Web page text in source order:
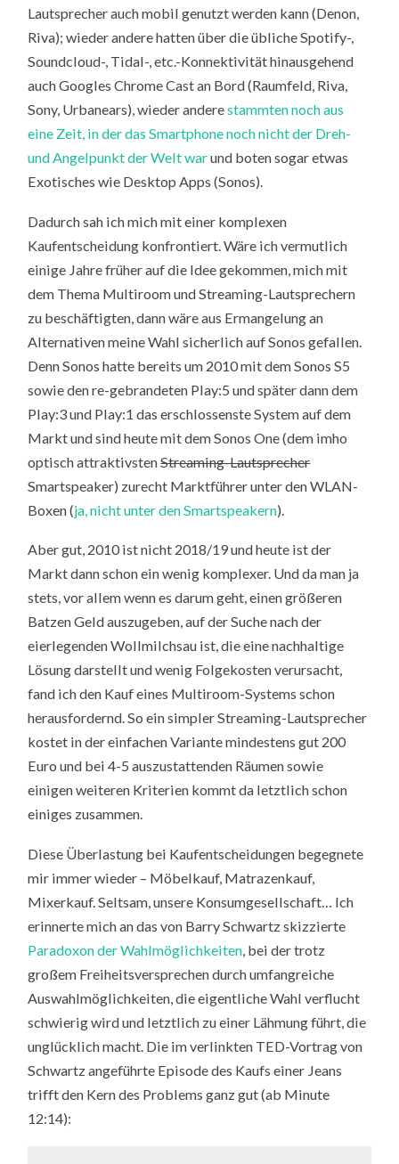
Lautsprecher auch mobil genutzt werden kann (Denon,
Riva); wieder andere hatten über die übliche Spotify-,
Soundcloud-, Tidal-, etc.-Konnektivität hinausgehend
auch Googles Chrome Cast an Bord (Raumfeld, Riva,
Sony, Urbanears), wieder anderestammten noch aus
eine Zeit, in der das Smartphone noch nicht der Dreh-
und Angelpunkt der Welt warund boten sogar etwas
Exotisches wie Desktop Apps (Sonos).
Dadurch sah ich mich mit einer komplexen
Kaufentscheidung konfrontiert. Wäre ich vermutlich
einige Jahre früher auf die Idee gekommen, mich mit
dem Thema Multiroom und Streaming-Lautsprechern
zu beschäftigten, dann wäre aus Ermangelung an
Alternativen meine Wahl sicherlich auf Sonos gefallen.
Denn Sonos hatte bereits um 2010 mit dem Sonos S5
sowie den re-gebrandeten Play:5 und später dann dem
Play:3 und Play:1 das erschlossenste System auf dem
Markt und sind heute mit dem Sonos One (dem imho
optisch attraktivstenStreaming-Lautsprecher
Smartspeaker) zurecht Marktführer unter den WLAN-
Boxen (ja, nicht unter den Smartspeakern).
Aber gut, 2010 ist nicht 2018/19 und heute ist der
Markt dann schon ein wenig komplexer. Und da man ja
stets, vor allem wenn es darum geht, einen größeren
Batzen Geld auszugeben, auf der Suche nach der
eierlegenden Wollmilchsau ist, die eine nachhaltige
Lösung darstellt und wenig Folgekosten verursacht,
fand ich den Kauf eines Multiroom-Systems schon
herausfordernd. So ein simpler Streaming-Lautsprecher
kostet in der einfachen Variante mindestens gut 200
Euro und bei 4-5 auszustattenden Räumen sowie
einigen weiteren Kriterien kommt da letztlich schon
einiges zusammen.
Diese Überlastung bei Kaufentscheidungen begegnete
mir immer wieder – Möbelkauf, Matrazenkauf,
Mixerkauf. Seltsam, unsere Konsumgesellschaft… Ich
erinnerte mich an das von Barry Schwartz skizzierte
Paradoxon der Wahlmöglichkeiten, bei der trotz
großem Freiheitsversprechen durch umfangreiche
Auswahlmöglichkeiten, die eigentliche Wahl verflucht
schwierig wird und letztlich zu einer Lähmung führt, die
unglücklich macht. Die im verlinkten TED-Vortrag von
Schwartz angeführte Episode des Kaufs einer Jeans
trifft den Kern des Problems ganz gut (ab Minute
12:14):